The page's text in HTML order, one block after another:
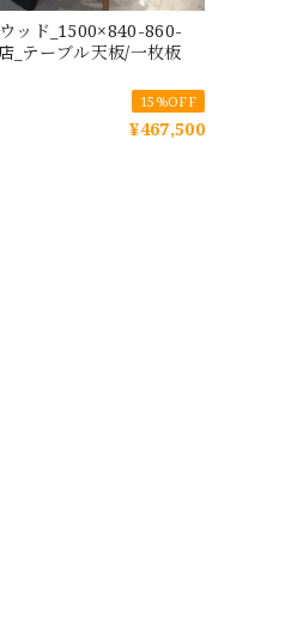
ッド_1500×840-860-
_テーブル天板/一枚板
15%OFF
¥467,500